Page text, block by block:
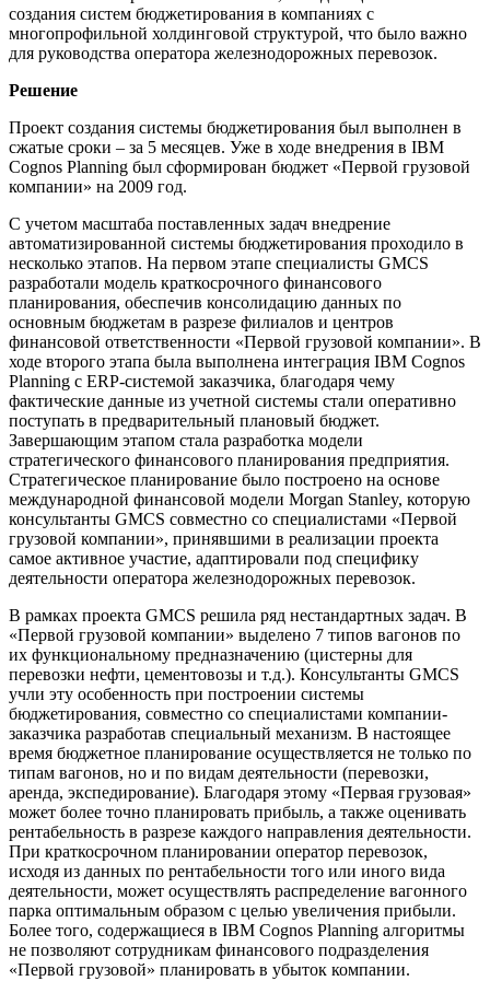
создания систем бюджетирования в компаниях с
многопрофильной холдинговой структурой, что было важно
для руководства оператора железнодорожных перевозок.
Решение
Проект создания системы бюджетирования был выполнен в
сжатые сроки – за 5 месяцев. Уже в ходе внедрения в IBM
Cognos Planning был сформирован бюджет «Первой грузовой
компании» на 2009 год.
С учетом масштаба поставленных задач внедрение
автоматизированной системы бюджетирования проходило в
несколько этапов. На первом этапе специалисты GMCS
разработали модель краткосрочного финансового
планирования, обеспечив консолидацию данных по
основным бюджетам в разрезе филиалов и центров
финансовой ответственности «Первой грузовой компании». В
ходе второго этапа была выполнена интеграция IBM Cognos
Planning с ERP-системой заказчика, благодаря чему
фактические данные из учетной системы стали оперативно
поступать в предварительный плановый бюджет.
Завершающим этапом стала разработка модели
стратегического финансового планирования предприятия.
Стратегическое планирование было построено на основе
международной финансовой модели Morgan Stanley, которую
консультанты GMCS совместно со специалистами «Первой
грузовой компании», принявшими в реализации проекта
самое активное участие, адаптировали под специфику
деятельности оператора железнодорожных перевозок.
В рамках проекта GMCS решила ряд нестандартных задач. В
«Первой грузовой компании» выделено 7 типов вагонов по
их функциональному предназначению (цистерны для
перевозки нефти, цементовозы и т.д.). Консультанты GMCS
учли эту особенность при построении системы
бюджетирования, совместно со специалистами компании-
заказчика разработав специальный механизм. В настоящее
время бюджетное планирование осуществляется не только по
типам вагонов, но и по видам деятельности (перевозки,
аренда, экспедирование). Благодаря этому «Первая грузовая»
может более точно планировать прибыль, а также оценивать
рентабельность в разрезе каждого направления деятельности.
При краткосрочном планировании оператор перевозок,
исходя из данных по рентабельности того или иного вида
деятельности, может осуществлять распределение вагонного
парка оптимальным образом с целью увеличения прибыли.
Более того, содержащиеся в IBM Cognos Planning алгоритмы
не позволяют сотрудникам финансового подразделения
«Первой грузовой» планировать в убыток компании.